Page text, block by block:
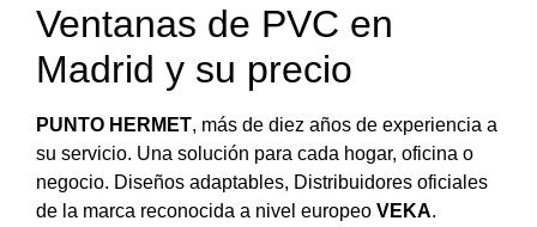
Ventanas de PVC en
Madrid y su precio
PUNTO HERMET, más de diez años de experiencia a
su servicio. Una solución para cada hogar, oficina o
negocio. Diseños adaptables, Distribuidores oficiales
de la marca reconocida a nivel europeo VEKA.